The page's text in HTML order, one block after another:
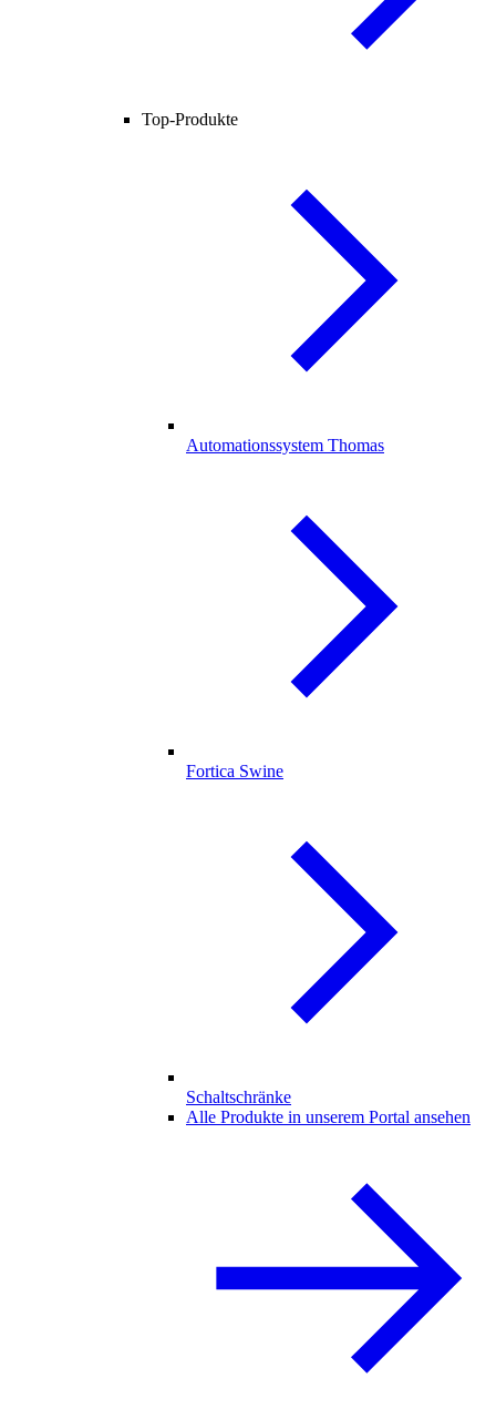
Top-Produkte
Automationssystem Thomas
Fortica Swine
Schaltschränke
Alle Produkte in unserem Portal ansehen